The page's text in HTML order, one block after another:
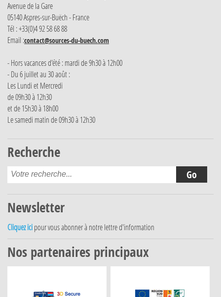
Avenue de la Gare
05140 Aspres-sur-Buëch - France
Tél : +33(0)4 92 58 68 88
Email :contact@sources-du-buech.com
- Hors vacances d'été : mardi de 9h30 à 12h00
- Du 6 juillet au 30 août :
Les Lundi et Mercredi
de 09h30 à 12h30
et de 15h30 à 18h00
Le samedi matin de 09h30 à 12h30
Recherche
Newsletter
Cliquez ici pour vous abonner à notre lettre d'information
Nos partenaires principaux